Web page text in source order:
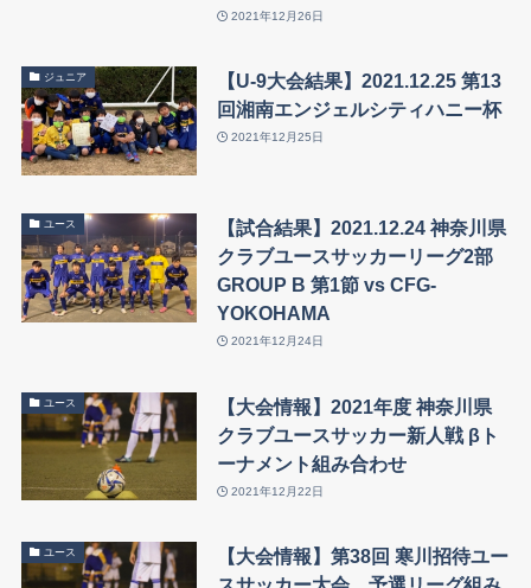
2021年12月26日
ジュニア
【U-9大会結果】2021.12.25 第13
回湘南エンジェルシティハニー杯
2021年12月25日
ユース
【試合結果】2021.12.24 神奈川県
クラブユースサッカーリーグ2部
GROUP B 第1節 vs CFG-
YOKOHAMA
2021年12月24日
ユース
【大会情報】2021年度 神奈川県
クラブユースサッカー新人戦 βト
ーナメント組み合わせ
2021年12月22日
ユース
【大会情報】第38回 寒川招待ユー